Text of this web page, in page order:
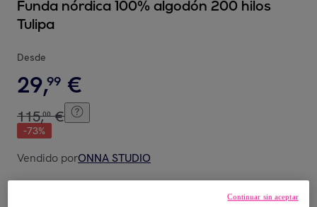
Funda nórdica 100% algodón 200 hilos
Tulipa
Desde
29,99 €
115,00 €
-73%
Vendido porONNA STUDIO
Continuar sin aceptar